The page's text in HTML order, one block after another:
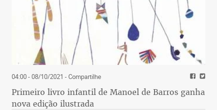
04:00 - 08/10/2021 - Compartilhe
Primeiro livro infantil de Manoel de Barros ganha
nova edição ilustrada